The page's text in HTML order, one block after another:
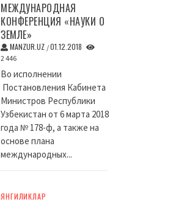
МЕЖДУНАРОДНАЯ
КОНФЕРЕНЦИЯ «НАУКИ О
ЗЕМЛЕ»
MANZUR.UZ /01.12.2018
2 446
Во исполнении
Постановления Кабинета
Министров Республики
Узбекистан от 6 марта 2018
года № 178-ф, а также на
основе плана
международных...
ЯНГИЛИКЛАР